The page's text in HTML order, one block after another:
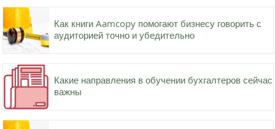
Как книги Aamcopy помогают бизнесу говорить с
аудиторией точно и убедительно
Какие направления в обучении бухгалтеров сейчас
важны